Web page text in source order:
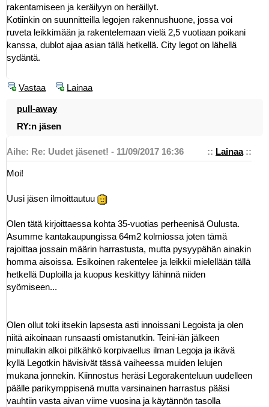
rakentamiseen ja keräilyyn on heräillyt.
Kotiinkin on suunnitteilla legojen rakennushuone, jossa voi
ruveta leikkimään ja rakentelemaan vielä 2,5 vuotiaan poikani
kanssa, dublot ajaa asian tällä hetkellä. City legot on lähellä
sydäntä.
Vastaa Lainaa
pull-away
RY:n jäsen
:: Lainaa::
Aihe: Re: Uudet jäsenet! - 11/09/2017 16:36
Moi!
Uusi jäsen ilmoittautuu
Olen tätä kirjoittaessa kohta 35-vuotias perheenisä Oulusta.
Asumme kantakaupungissa 64m2 kolmiossa joten tämä
rajoittaa jossain määrin harrastusta, mutta pysyypähän ainakin
homma aisoissa. Esikoinen rakentelee ja leikkii mielellään tällä
hetkellä Duploilla ja kuopus keskittyy lähinnä niiden
syömiseen...
Olen ollut toki itsekin lapsesta asti innoissani Legoista ja olen
niitä aikoinaan runsaasti omistanutkin. Teini-iän jälkeen
minullakin alkoi pitkähkö korpivaellus ilman Legoja ja ikävä
kyllä Legotkin hävisivät tässä vaiheessa muiden lelujen
mukana jonnekin. Kiinnostus heräsi Legorakenteluun uudelleen
päälle parikymppisenä mutta varsinainen harrastus pääsi
vauhtiin vasta aivan viime vuosina ja käytännön tasolla